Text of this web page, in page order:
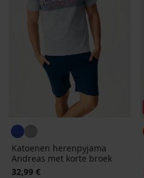
Katoenen herenpyjama
Andreas met korte broek
32,99 €